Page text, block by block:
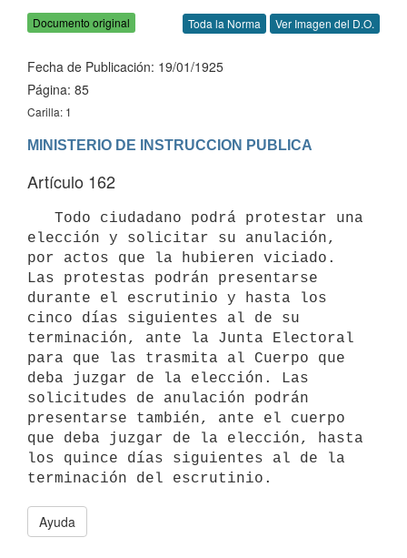
Documento original Toda la Norma Ver Imagen del D.O.
Fecha de Publicación: 19/01/1925
Página: 85
Carilla: 1
MINISTERIO DE INSTRUCCION PUBLICA
Artículo 162
elección y solicitar su anulación,
por actos que la hubieren viciado.
Las protestas podrán presentarse
durante el escrutinio y hasta los
cinco días siguientes al de su
terminación, ante la Junta Electoral
para que las trasmita al Cuerpo que
deba juzgar de la elección. Las
solicitudes de anulación podrán
presentarse también, ante el cuerpo
que deba juzgar de la elección, hasta
los quince días siguientes al de la
terminación del escrutinio.
Ayuda